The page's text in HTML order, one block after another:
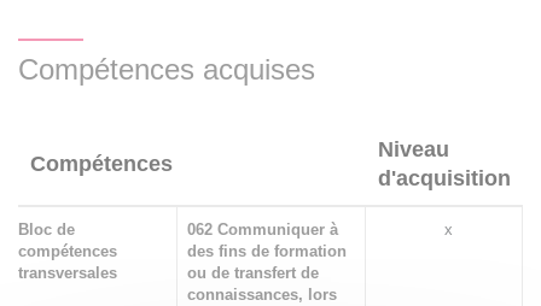
Compétences acquises
Compétences
Niveau
d'acquisition
Bloc de
compétences
transversales
062 Communiquer à
des fins de formation
ou de transfert de
connaissances, lors
x